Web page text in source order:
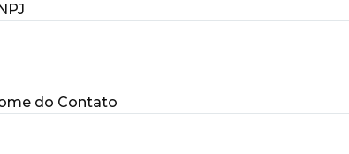
do Contato